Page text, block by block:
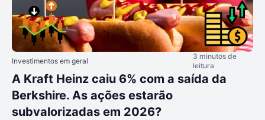
Investimentos em geral
3 minutos de
leitura
A Kraft Heinz caiu 6% com a saída da
Berkshire. As ações estarão
subvalorizadas em 2026?